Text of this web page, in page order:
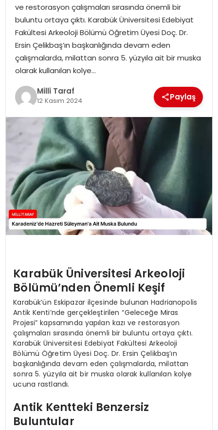
MAGAZIN
ve restorasyon çalışmaları sırasında önemli bir
buluntu ortaya çıktı. Karabük Üniversitesi Edebiyat
Fakültesi Arkeoloji Bölümü Öğretim Üyesi Doç. Dr.
Ersin Çelikbaş’ın başkanlığında devam eden
çalışmalarda, milattan sonra 5. yüzyıla ait bir muska
olarak kullanılan kolye…
Milli Taraf
12 Kasım 2024 Paylaş
Karabük Üniversitesi Arkeoloji
Bölümü’nden Önemli Keşif
Karabük’ün Eskipazar ilçesinde bulunan Hadrianopolis
Antik Kenti’nde gerçekleştirilen “Geleceğe Miras
Projesi” kapsamında yapılan kazı ve restorasyon
çalışmaları sırasında önemli bir buluntu ortaya çıktı.
Karabük Üniversitesi Edebiyat Fakültesi Arkeoloji
Bölümü Öğretim Üyesi Doç. Dr. Ersin Çelikbaş’ın
başkanlığında devam eden çalışmalarda, milattan
sonra 5. yüzyıla ait bir muska olarak kullanılan kolye
ucuna rastlandı.
Antik Kentteki Benzersiz
Buluntular